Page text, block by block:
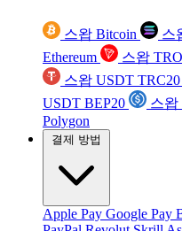
스왑 Bitcoin 스
Ethereum
스왑
스왑 USDT TRC20
USDT BEP20
스왑
Polygon
결제 방법
Apple Pay Google Pay